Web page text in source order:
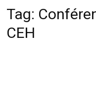
Tag:
CEH